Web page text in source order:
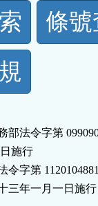
條
法令字第
施行
字第
三年一月一日施行